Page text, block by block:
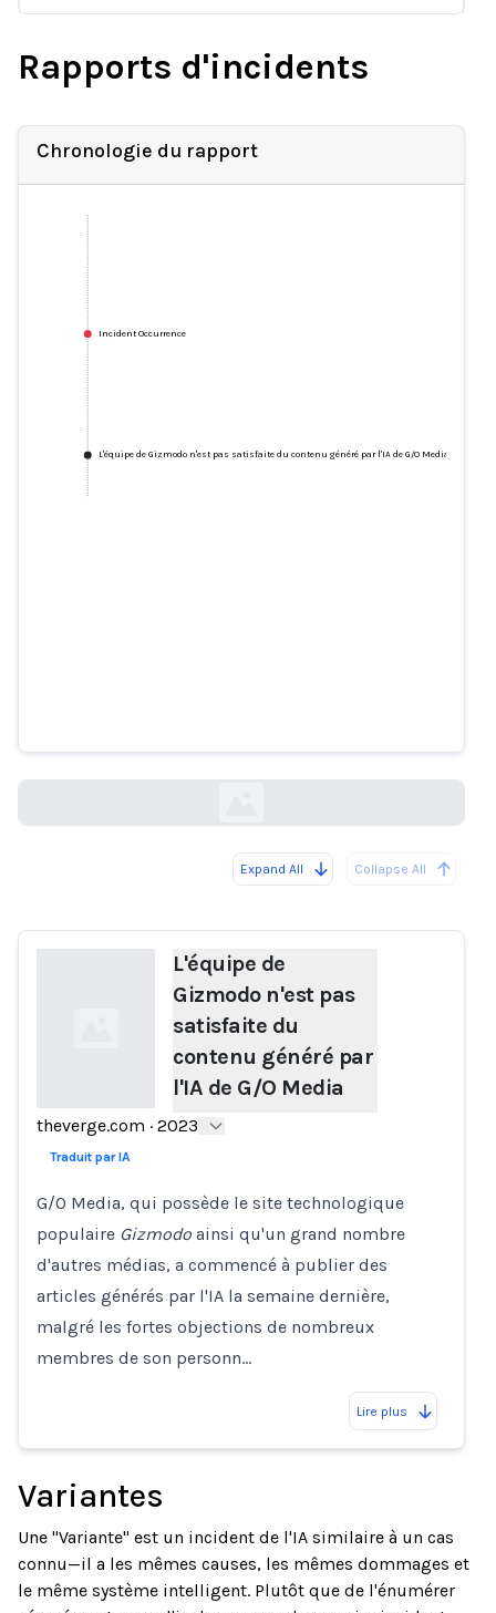
Rapports d'incidents
Chronologie du rapport
Incident Occurrence
L'équipe de Gizmodo n'est pas satisfaite du contenu généré par l'IA de G/O Media
Expand All Collapse All
Loading...
L'équipe de
Gizmodo n'est pas
satisfaite du
contenu généré par
l'IA de G/O Media
theverge.com · 2023
Traduit par IA
G/O Media, qui possède le site technologique
populaire Gizmodo ainsi qu'un grand nombre
d'autres médias, a commencé à publier des
articles générés par l'IA la semaine dernière,
malgré les fortes objections de nombreux
membres de son personn…
Lire plus
Variantes
Une "Variante" est un incident de l'IA similaire à un cas
connu—il a les mêmes causes, les mêmes dommages et
le même système intelligent. Plutôt que de l'énumérer